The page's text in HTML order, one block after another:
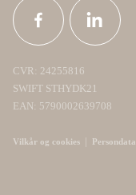
CVR: 24255816
SWIFT STHYDK21
EAN: 5790002639708
Vilkår og cookies Persondata